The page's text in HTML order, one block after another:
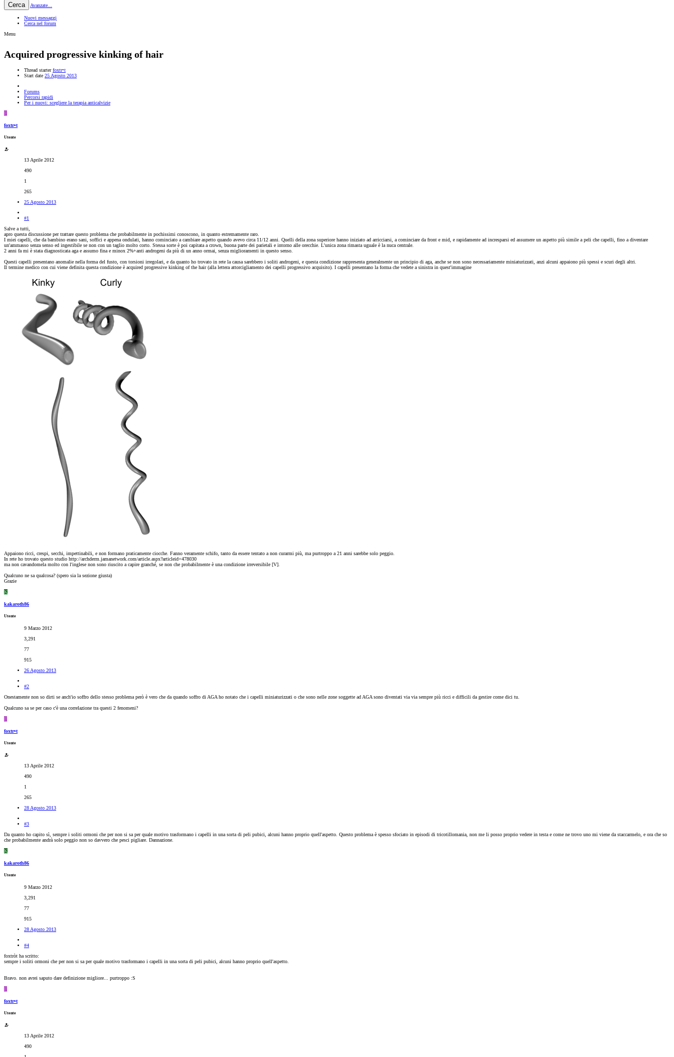
Cerca Avanzate...
Nuovi messaggi
Cerca nel forum
Menu
Acquired progressive kinking of hair
Thread starter foxtr•t
Start date 25 Agosto 2013
Forums
Percorsi rapidi
Per i nuovi: scegliere la terapia anticalvizie
F
foxtr•t
Utente
13 Aprile 2012
490
1
265
25 Agosto 2013
#1
Salve a tutti,
apro questa discussione per trattare questo problema che probabilmente in pochissimi conoscono, in quanto estremamente raro.
I miei capelli, che da bambino erano sani, soffici e appena ondulati, hanno cominciato a cambiare aspetto quando avevo circa 11/12 anni. Quelli della zona superiore hanno iniziato ad arricciarsi, a cominciare da front e mid, e rapidamente ad incresparsi ed assumere un aspetto più simile a peli che capelli, fino a diventare
un'ammasso senza senso ed ingestibile se non con un taglio molto corto. Stessa sorte è poi capitata a crown, buona parte dei parietali e intorno alle orecchie. L'unica zona rimasta uguale è la nuca centrale.
2 anni fa mi è stata diagnosticata aga e assumo fina e minox 2%+anti androgeni da più di un anno ormai, senza miglioramenti in questo senso.
Questi capelli presentano anomalie nella forma del fusto, con torsioni irregolari, e da quanto ho trovato in rete la causa sarebbero i soliti androgeni, e questa condizione rappresenta generalmente un principio di aga, anche se non sono necessariamente miniaturizzati, anzi alcuni appaiono più spessi e scuri degli altri.
Il termine medico con cui viene definita questa condizione è acquired progressive kinking of the hair (alla lettera attorcigliamento dei capelli progressivo acquisito). I capelli presentano la forma che vedete a sinistra in quest'immagine
Appaiono ricci, crespi, secchi, impettinabili, e non formano praticamente ciocche. Fanno veramente schifo, tanto da essere tentato a non curarmi più, ma purtroppo a 21 anni sarebbe solo peggio.
In rete ho trovato questo studio http://archderm.jamanetwork.com/article.aspx?articleid=478030
ma non cavandomela molto con l'inglese non sono riuscito a capire granché, se non che probabilmente è una condizione irreversibile [V].
Qualcuno ne sa qualcosa? (spero sia la sezione giusta)
Grazie
K
kakaroth86
Utente
9 Marzo 2012
3,291
77
915
26 Agosto 2013
#2
Onestamente non so dirti se anch'io soffro dello stesso problema però è vero che da quando soffro di AGA ho notato che i capelli miniaturizzati o che sono nelle zone soggette ad AGA sono diventati via via sempre più ricci e difficili da gestire come dici tu.
Qualcuno sa se per caso c'è una correlazione tra questi 2 fenomeni?
F
foxtr•t
Utente
13 Aprile 2012
490
1
265
28 Agosto 2013
#3
Da quanto ho capito sì, sempre i soliti ormoni che per non si sa per quale motivo trasformano i capelli in una sorta di peli pubici, alcuni hanno proprio quell'aspetto. Questo problema è spesso sfociato in episodi di tricotillomania, non me li posso proprio vedere in testa e come ne trovo uno mi viene da staccarmelo, e ora che so
che probabilmente andrà solo peggio non so davvero che pesci pigliare. Dannazione.
K
kakaroth86
Utente
9 Marzo 2012
3,291
77
915
28 Agosto 2013
#4
foxtròt ha scritto:
sempre i soliti ormoni che per non si sa per quale motivo trasformano i capelli in una sorta di peli pubici, alcuni hanno proprio quell'aspetto.
Bravo. non avrei saputo dare definizione migliore... purtroppo :S
F
foxtr•t
Utente
13 Aprile 2012
490